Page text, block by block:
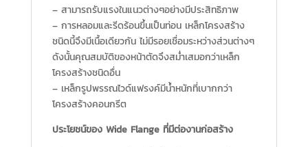
– สามารถรับแรงในแนวต่างๆอย่างมีประสิทธิภาพ
– การหลอมและรีดร้อนขึ้นเป็นท่อน เหล็กโครงสร้าง
ชนิดนี้จึงมีเนื้อเดียวกัน ไม่มีรอยเชื่อมระหว่างส่วนต่างๆ
ดังนั้นคุณสมบัติของหน้าตัดจึงสม่ำเสมอกว่าเหล็ก
โครงสร้างชนิดอื่น
– เหล็กรูปพรรณไวด์แฟรงค์มีน้ำหนักที่เบากกว่า
โครงสร้างคอนกรีต
ประโยชน์ของ Wide Flange ที่มีต่องานก่อสร้าง